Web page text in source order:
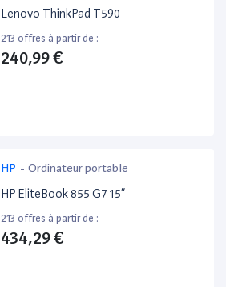
bureautique
Lenovo ThinkPad T590
213 offres à partir de :
240,99 €
HP - Ordinateur portable
HP EliteBook 855 G7 15”
213 offres à partir de :
434,29 €